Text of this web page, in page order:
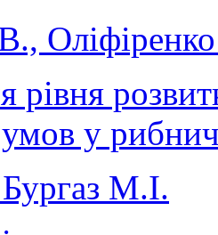
рівня
у
М.І.